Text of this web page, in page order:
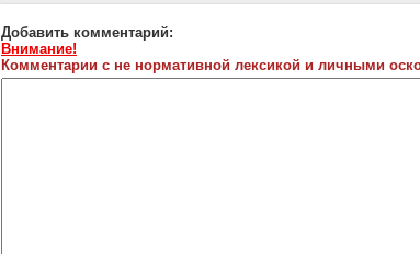
Добавить комментарий:
Внимание!
Комментарии с не нормативной лексикой и личными